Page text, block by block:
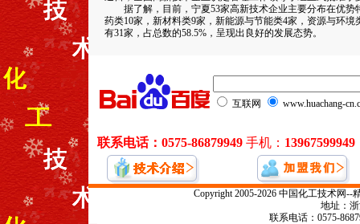
据了解，目前，宁夏53家高新技术企业主要分布在优势
药类10家，新材料类9家，新能源与节能类4家，资源与环
有31家，占总数的58.5%，呈现出良好的发展态势。
Copyright 2005-2026 中国化工技术网
地址：
联系电话：0575-